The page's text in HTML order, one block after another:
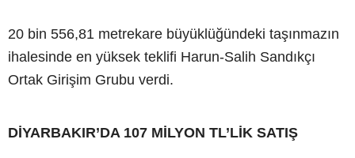
20 bin 556,81 metrekare büyüklüğündeki taşınmazın
ihalesinde en yüksek teklifi Harun-Salih Sandıkçı
Ortak Girişim Grubu verdi.
DİYARBAKIR’DA 107 MİLYON TL’LİK SATIŞ